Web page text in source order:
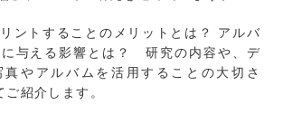
ントすることのメリットとは？ アルバ
与える影響とは？ 研究の内容や、デ
やアルバムを活用することの大切さ
紹介します。